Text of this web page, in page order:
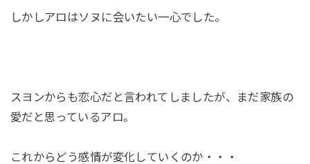
しかしアロはソヌに会いたい一心でした。
スヨンからも恋心だと言われてしましたが、まだ家族の
愛だと思っているアロ。
これからどう感情が変化していくのか・・・